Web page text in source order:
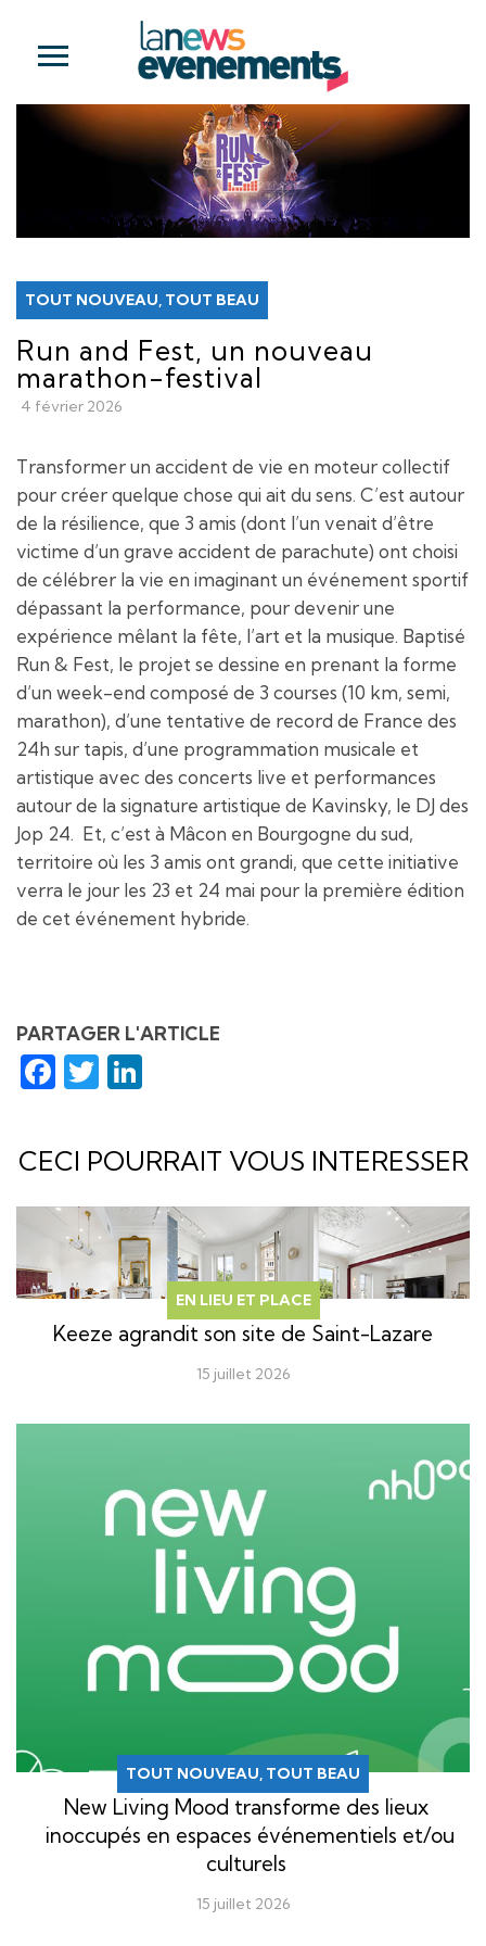
TOUT NOUVEAU, TOUT BEAU
Run and Fest, un nouveau
marathon-festival
4 février 2026
Transformer un accident de vie en moteur collectif
pour créer quelque chose qui ait du sens. C’est autour
de la résilience, que 3 amis (dont l’un venait d’être
victime d’un grave accident de parachute) ont choisi
de célébrer la vie en imaginant un événement sportif
dépassant la performance, pour devenir une
expérience mêlant la fête, l’art et la musique. Baptisé
Run & Fest, le projet se dessine en prenant la forme
d’un week-end composé de 3 courses (10 km, semi,
marathon), d’une tentative de record de France des
24h sur tapis, d’une programmation musicale et
artistique avec des concerts live et performances
autour de la signature artistique de Kavinsky, le DJ des
Jop 24. Et, c’est à Mâcon en Bourgogne du sud,
territoire où les 3 amis ont grandi, que cette initiative
verra le jour les 23 et 24 mai pour la première édition
de cet événement hybride.
PARTAGER L'ARTICLE
Facebook
Twitter
CECI POURRAIT VOUS INTERESSER
EN LIEU ET PLACE
Keeze agrandit son site de Saint-Lazare
15 juillet 2026
TOUT NOUVEAU, TOUT BEAU
New Living Mood transforme des lieux
inoccupés en espaces événementiels et/ou
culturels
15 juillet 2026